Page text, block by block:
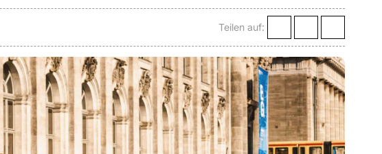
Teilen auf: